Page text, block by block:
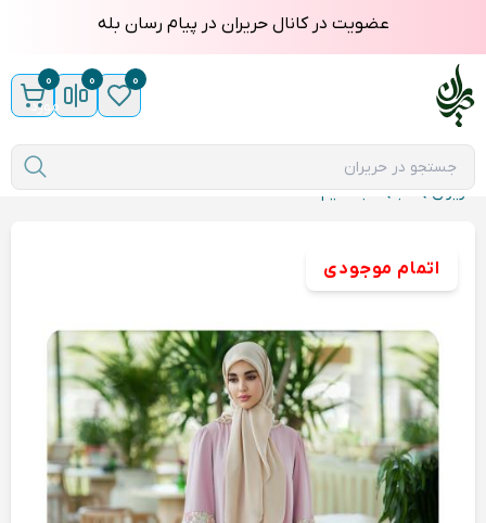
عضویت در کانال حریران در پیام رسان بله
0
0
0
مورد
حریران عبا عبا نسیم
اتمام موجودی